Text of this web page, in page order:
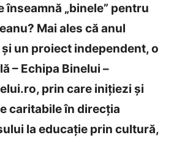
înseamnă „binele” pentru
Mai ales că anul
un proiect independent, o
– Echipa Binelui –
prin care iniţiezi şi
caritabile în direcţia
la educaţie prin cultură,